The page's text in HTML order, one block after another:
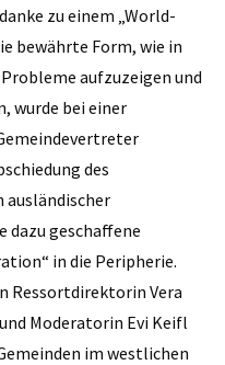
zu einem „World-
bewährte Form, wie in
aufzuzeigen und
wurde bei einer
des
ausländischer
dazu geschaffene
in die Peripherie.
Ressortdirektorin Vera
Moderatorin Evi Keifl
im westlichen